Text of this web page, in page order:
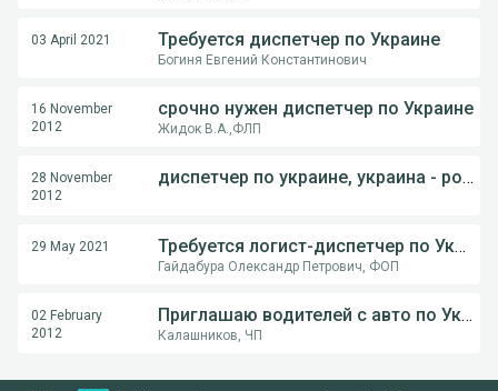
03 April 2021 Требуется диспетчер по Украине
Богиня Евгений Константинович
16 November
2012
срочно нужен диспетчер по Украине
Жидок В.А.,ФЛП
28 November
2012
диспетчер по украине, украина - россия
29 May 2021 Требуется логист-диспетчер по Украине
Гайдабура Олександр Петрович, ФОП
02 February
2012
Приглашаю водителей с авто по Украине
Калашников, ЧП